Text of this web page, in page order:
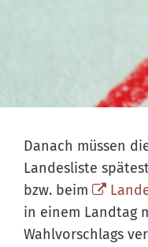
Danach müssen
Landesliste
bzw. beim
in einem Landtag
Wahlvorschlags